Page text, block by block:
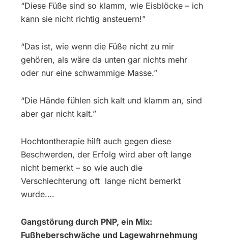
“Diese Füße sind so klamm, wie Eisblöcke – ich
kann sie nicht richtig ansteuern!”
“Das ist, wie wenn die Füße nicht zu mir
gehören, als wäre da unten gar nichts mehr
oder nur eine schwammige Masse.”
“Die Hände fühlen sich kalt und klamm an, sind
aber gar nicht kalt.”
Hochtontherapie hilft auch gegen diese
Beschwerden, der Erfolg wird aber oft lange
nicht bemerkt – so wie auch die
Verschlechterung oft lange nicht bemerkt
wurde….
Gangstörung durch PNP, ein Mix:
Fußheberschwäche und Lagewahrnehmung